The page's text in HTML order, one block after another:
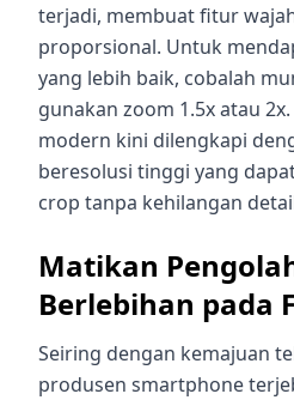
terjadi, membuat fitur
proporsional. Untuk
yang lebih baik, cobalah
gunakan zoom 1.5x atau
modern kini dilengkapi
beresolusi tinggi yang
crop tanpa kehilangan
Matikan
Berlebihan pada
Seiring dengan kemajuan
produsen smartphone